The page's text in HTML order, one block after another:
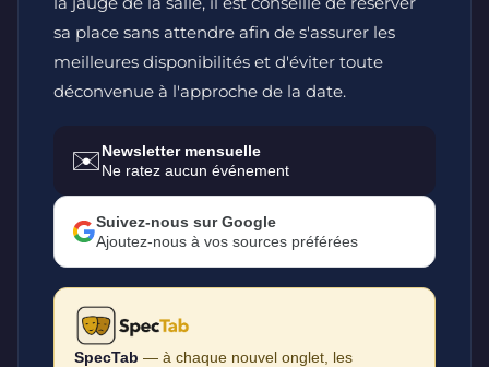
sa place sans attendre afin de s'assurer les
meilleures disponibilités et d'éviter toute
déconvenue à l'approche de la date.
✉️Newsletter mensuelle
Ne ratez aucun événement
Suivez-nous sur Google
Ajoutez-nous à vos sources préférées
SpecTab — à chaque nouvel onglet, les